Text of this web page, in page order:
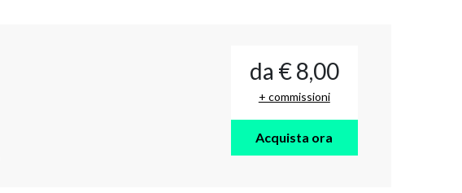
da € 8,00
+ commissioni
Acquista ora